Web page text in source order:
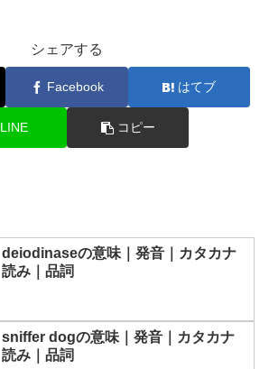
シェアする
Facebook はてブ
LINE コピー
deiodinaseの意味｜発音｜カタカナ
読み｜品詞
sniffer dogの意味｜発音｜カタカナ
読み｜品詞